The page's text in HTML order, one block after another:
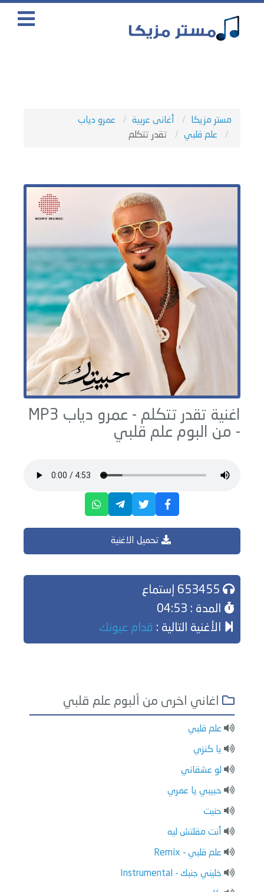
مستر مزيكا أغانى عربية
عمرو دياب
علم قلبي
تقدر تتكلم
اغنية تقدر تتكلم - عمرو دياب MP3
- من البوم علم قلبي
تحميل الاغنية
المدة : 04:53
الأغنية التالية : قدام عيونك
اغاني اخرى من ألبوم علم قلبي
علم قلبي
يا كنزي
لو عشقاني
حبيبي يا عمري
حنيت
أنت مقلتش ليه
علم قلبي - Remix
خليني جنبك - Instrumental